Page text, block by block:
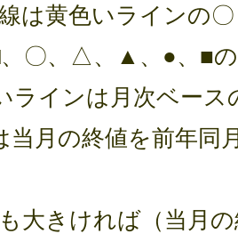
は黄色いラインの
、〇、△、▲、●、■
ラインは月次ベース
当月の終値を前年同
大きければ（当月